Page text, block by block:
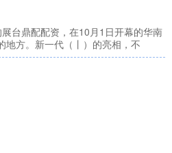
台鼎配配资，在10月1日开幕的华南
地方。新一代（丨）的亮相，不